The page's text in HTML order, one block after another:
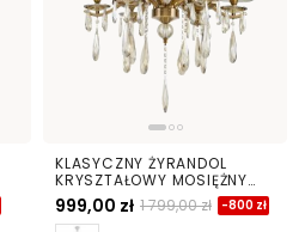
KLASYCZNY ŻYRANDOL
KRYSZTAŁOWY MOSIĘŻNY
ALESSIA W6
999,00 zł 1 799,00 zł -800 zł